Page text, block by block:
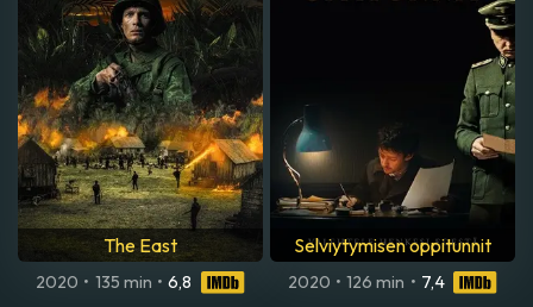
The East
2020 • 135 min • 6,8
Selviytymisen oppitunnit
2020 • 126 min • 7,4